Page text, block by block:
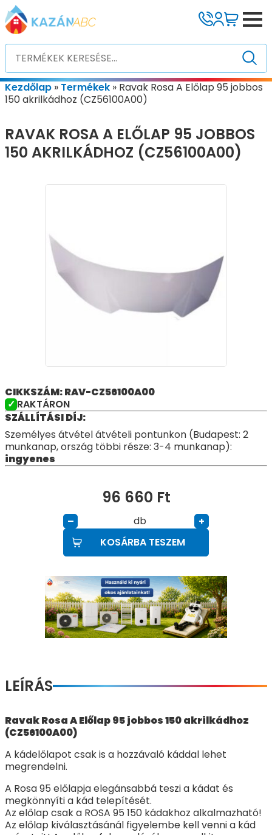
Kezdőlap » Termékek » Ravak Rosa A Előlap 95 jobbos
150 akrilkádhoz (CZ56100A00)
RAVAK ROSA A ELŐLAP 95 JOBBOS
150 AKRILKÁDHOZ (CZ56100A00)
CIKKSZÁM: RAV-CZ56100A00
RAKTÁRON
SZÁLLÍTÁSI DÍJ:
Személyes átvétel átvételi pontunkon (Budapest: 2
munkanap, ország többi része: 3-4 munkanap):
ingyenes
96 660 Ft
– db
+
KOSÁRBA TESZEM
LEÍRÁS
Ravak Rosa A Előlap 95 jobbos 150 akrilkádhoz
(CZ56100A00)
A kádelőlapot csak is a hozzávaló káddal lehet
megrendelni.
A Rosa 95 előlapja elegánsabbá teszi a kádat és
megkönnyíti a kád telepítését.
Az előlap csak a ROSA 95 150 kádakhoz alkalmazható!
Az előlap kiválasztásánál figyelembe kell venni a kád